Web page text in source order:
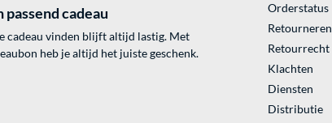
passend cadeau
cadeau vinden blijft altijd lastig. Met
heb je altijd het juiste geschenk.
Orderstatus
Retourneren
Retourrecht
Klachten
Diensten
Distributie